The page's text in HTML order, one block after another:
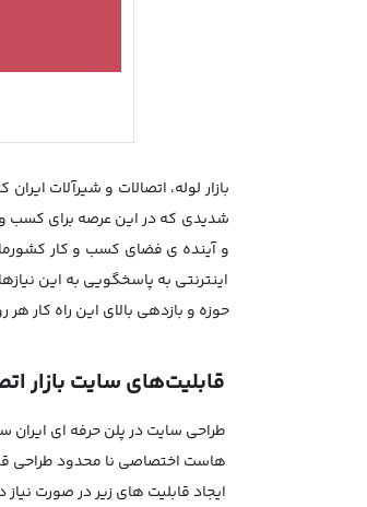
بازار لوله، اتصالات و شیرآلات
شدیدی که در این عرصه برای کسب
و آینده ی فضای کسب و کار کشورمان
اینترنتی به پاسخگویی به این
حوزه و بازدهی بالای این راه کار
قابلیت‌های سایت بازار
طراحی سایت در پلن حرفه ای ایران
هاست اختصاصی نا محدود طراحی
ایجاد قابلیت های زیر در صورت